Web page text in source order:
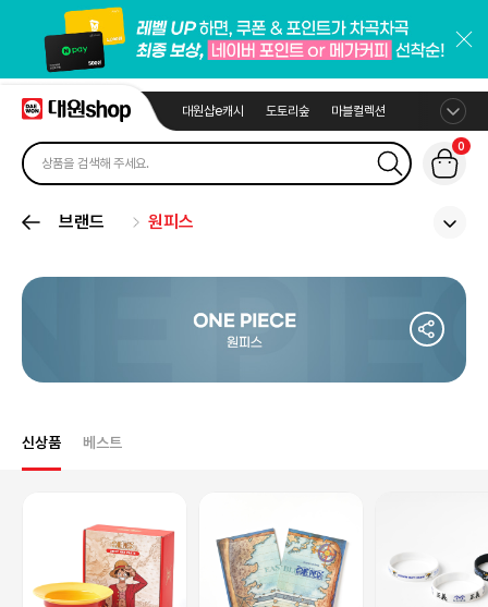
대원샵e캐시 도토리숲 마블컬렉션
0
브랜드 원피스
신상품 베스트